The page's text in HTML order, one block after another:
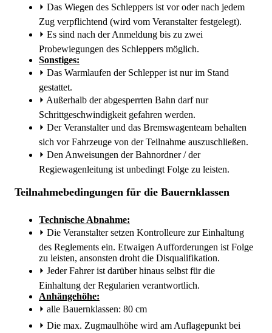
⏵ Das Wiegen des Schleppers ist vor oder nach jedem
Zug verpflichtend (wird vom Veranstalter festgelegt).
⏵ Es sind nach der Anmeldung bis zu zwei
Probewiegungen des Schleppers möglich.
Sonstiges:
⏵ Das Warmlaufen der Schlepper ist nur im Stand
gestattet.
⏵ Außerhalb der abgesperrten Bahn darf nur
Schrittgeschwindigkeit gefahren werden.
⏵ Der Veranstalter und das Bremswagenteam behalten
sich vor Fahrzeuge von der Teilnahme auszuschließen.
⏵ Den Anweisungen der Bahnordner / der
Regiewagenleitung ist unbedingt Folge zu leisten.
Teilnahmebedingungen für die Bauernklassen
Technische Abnahme:
⏵ Die Veranstalter setzen Kontrolleure zur Einhaltung
des Reglements ein. Etwaigen Aufforderungen ist Folge
zu leisten, ansonsten droht die Disqualifikation.
⏵ Jeder Fahrer ist darüber hinaus selbst für die
Einhaltung der Regularien verantwortlich.
Anhängehöhe:
⏵ alle Bauernklassen: 80 cm
⏵ Die max. Zugmaulhöhe wird am Auflagepunkt bei